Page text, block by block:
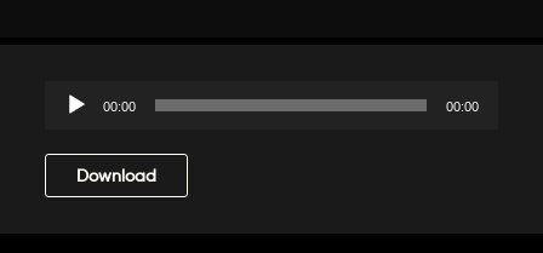
Tocador
áudio
00:00 00:00
Download